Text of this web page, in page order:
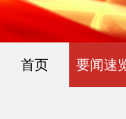
首页 要闻速